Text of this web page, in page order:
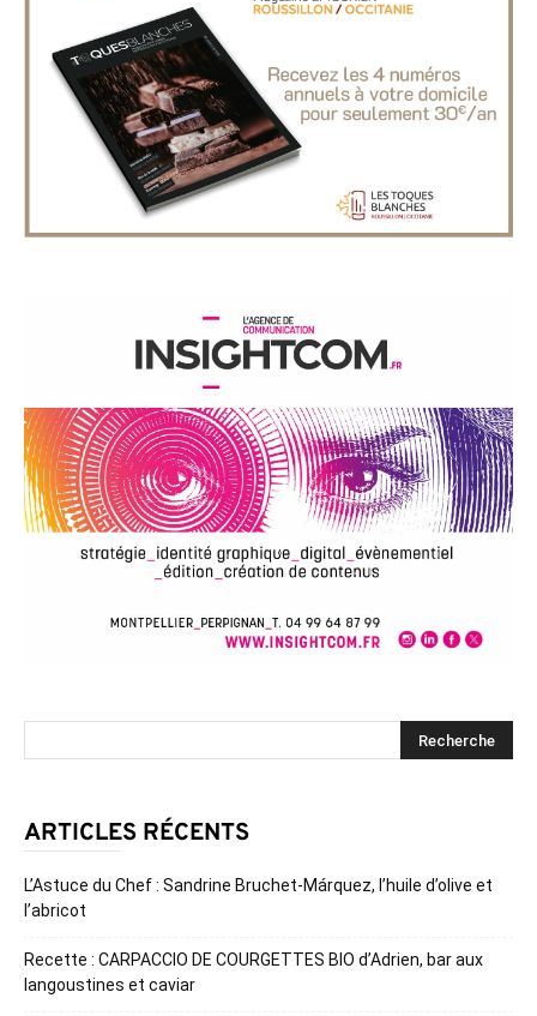
ARTICLES RÉCENTS
L’Astuce du Chef : Sandrine Bruchet-Márquez, l’huile d’olive et
l’abricot
Recette : CARPACCIO DE COURGETTES BIO d’Adrien, bar aux
langoustines et caviar